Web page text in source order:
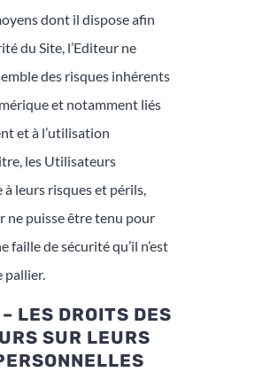
dont il dispose afin
du Site, l’Editeur ne
des risques inhérents
et notamment liés
et à l’utilisation
les Utilisateurs
leurs risques et périls,
ne puisse être tenu pour
faille de sécurité qu’il n’est
pallier.
LES DROITS DES
SUR LEURS